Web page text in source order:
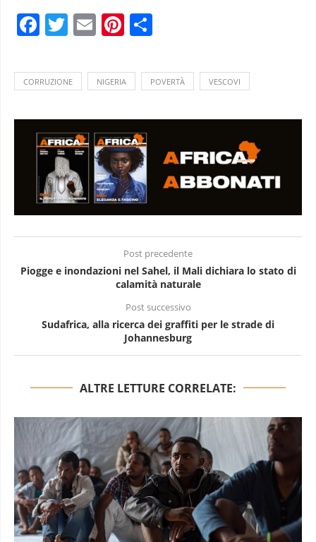
Facebook
Twitter
EmailPinterest
CORRUZIONE NIGERIA POVERTÀ VESCOVI
Post precedente
Piogge e inondazioni nel Sahel, il Mali dichiara lo stato di
calamità naturale
Post successivo
Sudafrica, alla ricerca dei graffiti per le strade di
Johannesburg
ALTRE LETTURE CORRELATE: